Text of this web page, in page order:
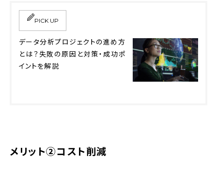
PICK UP
データ分析プロジェクトの進め方
とは？失敗の原因と対策・成功ポ
イントを解説
メリット②コスト削減